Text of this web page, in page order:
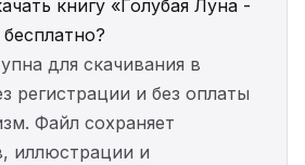
книгу «Голубая Луна -
для скачивания в
регистрации и без оплаты
Файл сохраняет
иллюстрации и